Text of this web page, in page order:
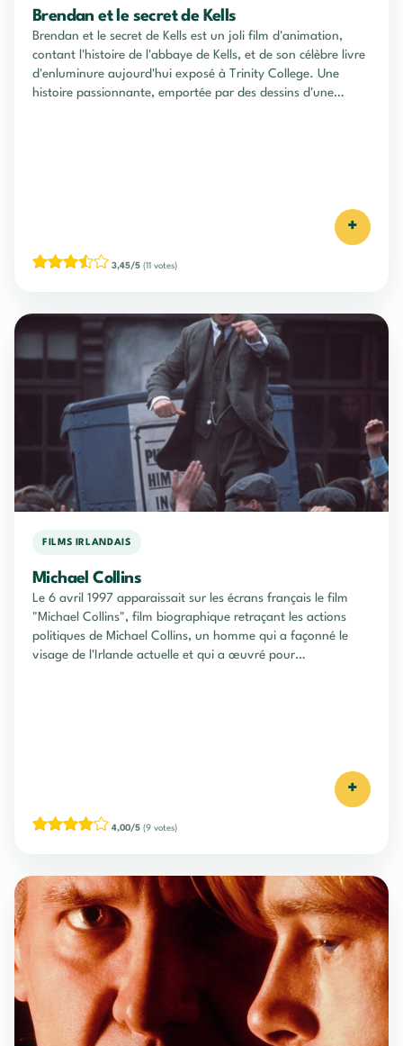
Brendan et le secret de Kells
Brendan et le secret de Kells est un joli film d'animation,
contant l'histoire de l'abbaye de Kells, et de son célèbre livre
d'enluminure aujourd'hui exposé à Trinity College. Une
histoire passionnante, emportée par des dessins d'une
+
3,45/5 (11 votes)
FILMS IRLANDAIS
Michael Collins
Le 6 avril 1997 apparaissait sur les écrans français le film
"Michael Collins", film biographique retraçant les actions
politiques de Michael Collins, un homme qui a façonné le
visage de l'Irlande actuelle et qui a œuvré pour
+
4,00/5 (9 votes)